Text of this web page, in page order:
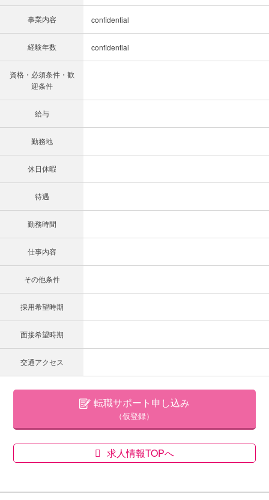
事業内容 confidential
経験年数 confidential
資格・必須条件・歓
迎条件
給与
勤務地
休日休暇
待遇
勤務時間
仕事内容
その他条件
採用希望時期
面接希望時期
交通アクセス
転職サポート申し込み
（仮登録）
求人情報TOPへ